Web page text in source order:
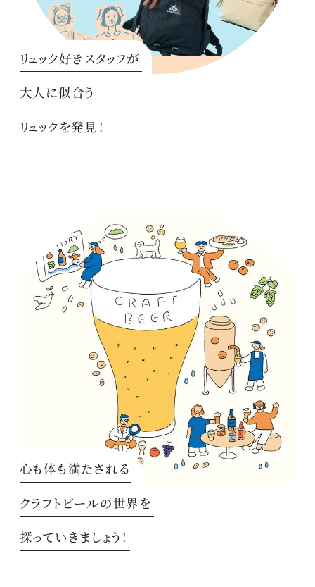
リュック好きスタッフが
大人に似合う
リュックを発見！
心も体も満たされる
クラフトビールの世界を
探っていきましょう！